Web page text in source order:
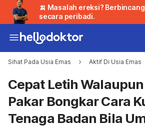
🍌 Masalah ereksi?
secara peribadi.
Sihat Pada Usia Emas Aktif Di Usia Emas
Cepat Letih
Pakar Bongkar Cara
Tenaga Badan Bila